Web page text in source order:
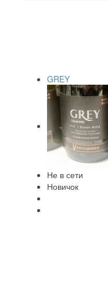
GREY
Не в сети
Новичок